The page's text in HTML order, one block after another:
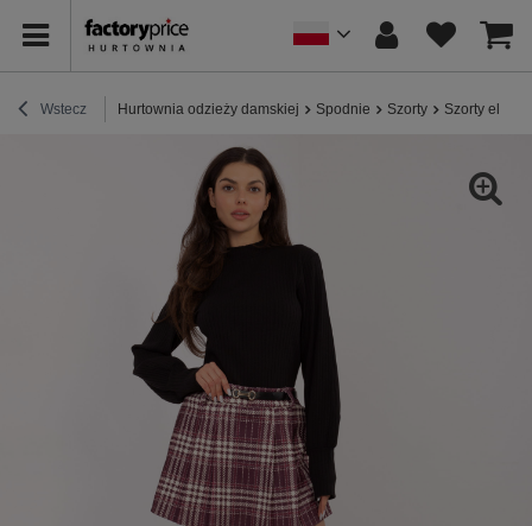
Wstecz Hurtownia odzieży damskiej Spodnie Szorty Szorty